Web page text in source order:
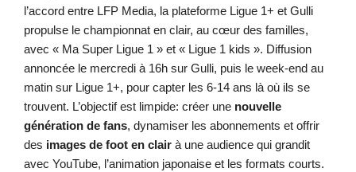
l’accord entre LFP Media, la plateforme Ligue 1+ et Gulli
propulse le championnat en clair, au cœur des familles,
avec « Ma Super Ligue 1 » et « Ligue 1 kids ». Diffusion
annoncée le mercredi à 16h sur Gulli, puis le week-end au
matin sur Ligue 1+, pour capter les 6-14 ans là où ils se
trouvent. L’objectif est limpide: créer une nouvelle
génération de fans, dynamiser les abonnements et offrir
des images de foot en clair à une audience qui grandit
avec YouTube, l’animation japonaise et les formats courts.